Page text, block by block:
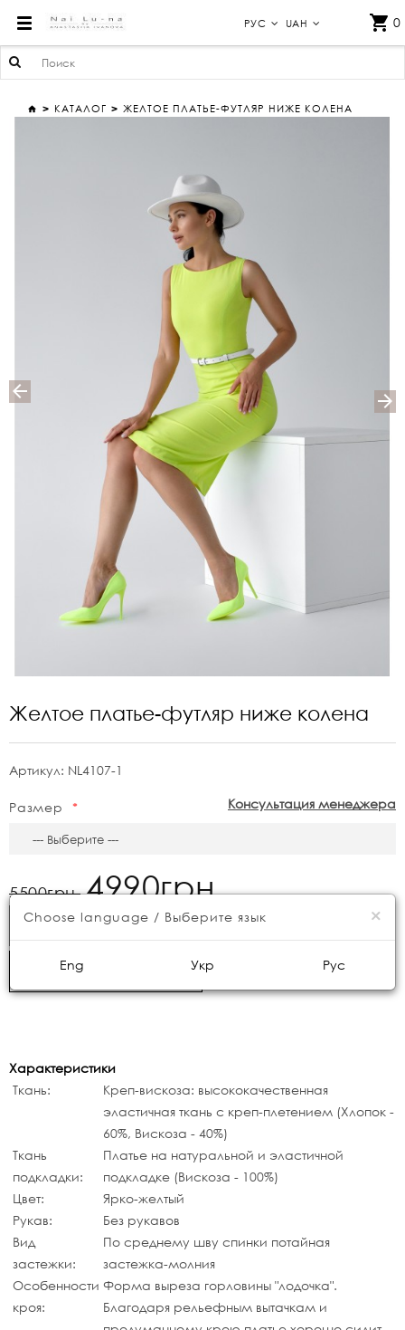
РУС UAH 0
КАТАЛОГ ЖЕЛТОЕ ПЛАТЬЕ-ФУТЛЯР НИЖЕ КОЛЕНА
Желтое платье-футляр ниже колена
Артикул: NL4107-1
Консультация менеджера
Размер
5500грн. 4990грн.
КУПИТЬ
БЫСТРЫЙ ЗАКАЗ
Характеристики
Ткань:
Креп-вискоза: высококачественная
эластичная ткань с креп-плетением (Хлопок -
60%, Вискоза - 40%)
Ткань
подкладки:
Платье на натуральной и эластичной
подкладке (Вискоза - 100%)
Цвет:
Ярко-желтый
Рукав:
Без рукавов
Вид
застежки:
По среднему шву спинки потайная
застежка-молния
Особенности
кроя:
Форма выреза горловины "лодочка".
Благодаря рельефным вытачкам и
×
Choose language / Выберите язык
Eng Укр Рус
ЖЕЛТОЕ ПЛАТЬЕ-ФУТЛЯР НИЖЕ КОЛЕНА